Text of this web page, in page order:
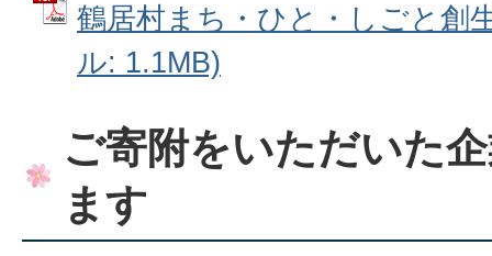
鶴居村まち・ひと・しごと創
ル: 1.1MB)
ご寄附をいただいた
ます